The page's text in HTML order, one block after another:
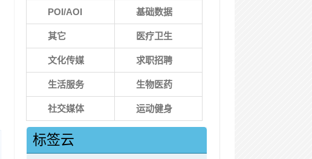
POI/AOI 基础数据
其它 医疗卫生
文化传媒 求职招聘
生活服务 生物医药
社交媒体 运动健身
标签云